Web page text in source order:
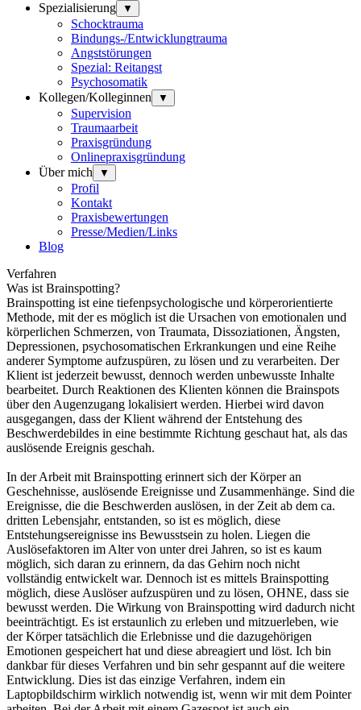
Spezialisierung
▼
Schocktrauma
Bindungs-/Entwicklungtrauma
Angststörungen
Spezial: Reitangst
Psychosomatik
Kollegen/Kolleginnen
▼
Supervision
Traumaarbeit
Praxisgründung
Onlinepraxisgründung
Über mich
▼
Profil
Kontakt
Praxisbewertungen
Presse/Medien/Links
Blog
Verfahren
Was ist Brainspotting?
Brainspotting ist eine tiefenpsychologische und körperorientierte
Methode, mit der es möglich ist die Ursachen von emotionalen und
körperlichen Schmerzen, von Traumata, Dissoziationen, Ängsten,
Depressionen, psychosomatischen Erkrankungen und eine Reihe
anderer Symptome aufzuspüren, zu lösen und zu verarbeiten. Der
Klient ist jederzeit bewusst, dennoch werden unbewusste Inhalte
bearbeitet. Durch Reaktionen des Klienten können die Brainspots
über den Augenzugang lokalisiert werden. Hierbei wird davon
ausgegangen, dass der Klient während der Entstehung des
Beschwerdebildes in eine bestimmte Richtung geschaut hat, als das
auslösende Ereignis geschah.
In der Arbeit mit Brainspotting erinnert sich der Körper an
Geschehnisse, auslösende Ereignisse und Zusammenhänge. Sind die
Ereignisse, die die Beschwerden auslösen, in der Zeit ab dem ca.
dritten Lebensjahr, entstanden, so ist es möglich, diese
Entstehungsereignisse ins Bewusstsein zu holen. Liegen die
Auslösefaktoren im Alter von unter drei Jahren, so ist es kaum
möglich, sich daran zu erinnern, da das Gehirn noch nicht
vollständig entwickelt war. Dennoch ist es mittels Brainspotting
möglich, diese Auslöser aufzuspüren und zu lösen, OHNE, dass sie
bewusst werden. Die Wirkung von Brainspotting wird dadurch nicht
beeinträchtigt. Es ist erstaunlich zu erleben und mitzuerleben, wie
der Körper tatsächlich die Erlebnisse und die dazugehörigen
Emotionen gespeichert hat und diese abreagiert und löst. Ich bin
dankbar für dieses Verfahren und bin sehr gespannt auf die weitere
Entwicklung. Dies ist das einzige Verfahren, indem ein
Laptopbildschirm wirklich notwendig ist, wenn wir mit dem Pointer